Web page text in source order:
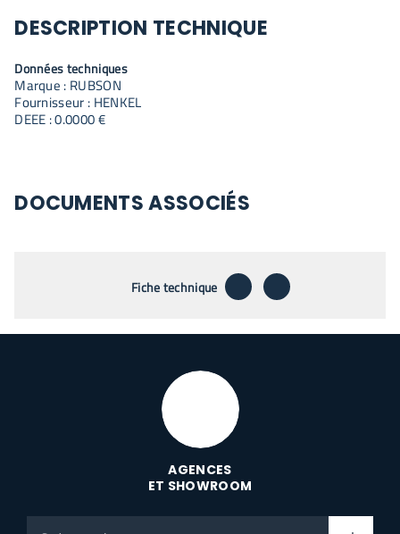
DESCRIPTION TECHNIQUE
Données techniques
Marque : RUBSON
Fournisseur : HENKEL
DEEE : 0.0000 €
DOCUMENTS ASSOCIÉS
Fiche technique téléchargerenvoyer par
AGENCES
ET SHOWROOM